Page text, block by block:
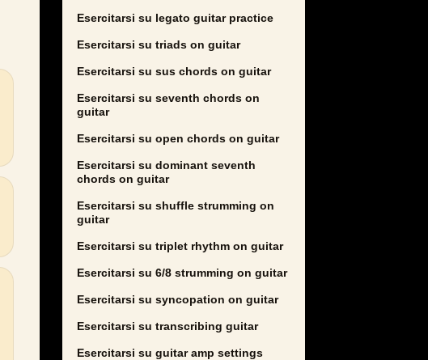
Esercitarsi su legato guitar practice
Esercitarsi su triads on guitar
Esercitarsi su sus chords on guitar
Esercitarsi su seventh chords on
guitar
Esercitarsi su open chords on guitar
Esercitarsi su dominant seventh
chords on guitar
Esercitarsi su shuffle strumming on
guitar
Esercitarsi su triplet rhythm on guitar
Esercitarsi su 6/8 strumming on guitar
Esercitarsi su syncopation on guitar
Esercitarsi su transcribing guitar
Esercitarsi su guitar amp settings